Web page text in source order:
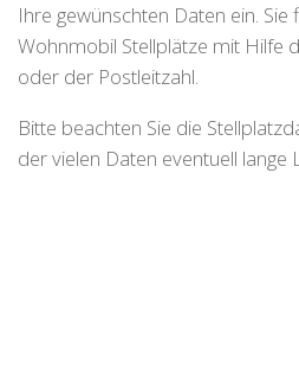
Ihre gewünschten Daten ein.
Wohnmobil Stellplätze mit Hilfe
oder der Postleitzahl.
Bitte beachten Sie die
der vielen Daten eventuell lange